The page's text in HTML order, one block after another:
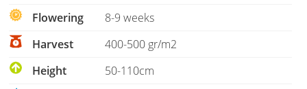
Flowering
8-9 weeks
Harvest
400-500 gr/m2
Height
50-110cm